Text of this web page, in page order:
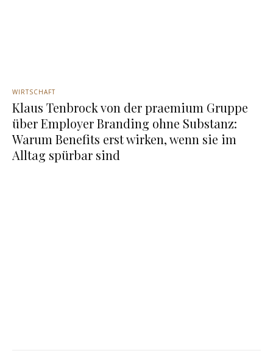
WIRTSCHAFT
Klaus Tenbrock von der praemium Gruppe
über Employer Branding ohne Substanz:
Warum Benefits erst wirken, wenn sie im
Alltag spürbar sind